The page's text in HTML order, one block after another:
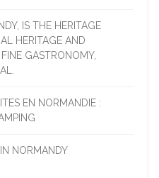
IS THE HERITAGE
HERITAGE AND
GASTRONOMY,
EN NORMANDIE :
NORMANDY